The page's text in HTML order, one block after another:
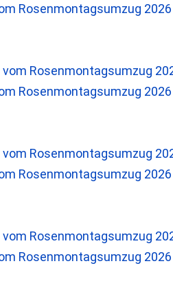
Rosenmontagsumzug
Rosenmontagsumzug
Rosenmontagsumzug
Rosenmontagsumzug